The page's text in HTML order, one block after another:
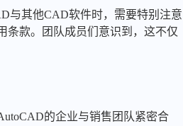
与其他CAD软件时，需要特别注意
条款。团队成员们意识到，这不仅
的企业与销售团队紧密合